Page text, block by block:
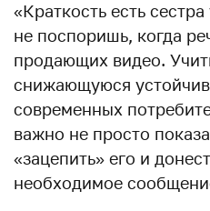
«Краткость есть
не поспоришь, когда
продающих видео.
снижающуюся
современных
важно не просто
«зацепить» его и
необходимое